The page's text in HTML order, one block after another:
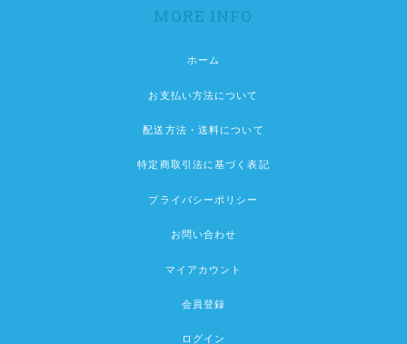
MORE INFO
ホーム
お支払い方法について
配送方法・送料について
特定商取引法に基づく表記
プライバシーポリシー
お問い合わせ
マイアカウント
会員登録
ログイン